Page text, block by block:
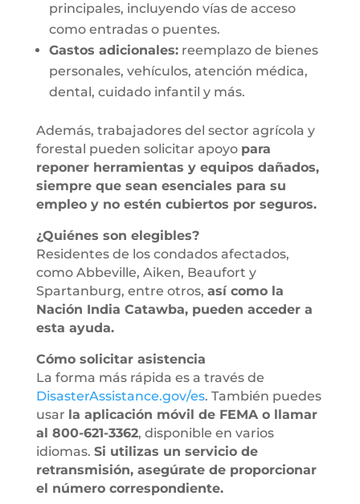
principales, incluyendo vías de acceso
como entradas o puentes.
Gastos adicionales:reemplazo de bienes
personales, vehículos, atención médica,
dental, cuidado infantil y más.
Además, trabajadores del sector agrícola y
forestal pueden solicitar apoyo para
reponer herramientas y equipos dañados,
siempre que sean esenciales para su
empleo y no estén cubiertos por seguros.
¿Quiénes son elegibles?
Residentes de los condados afectados,
como Abbeville, Aiken, Beaufort y
Spartanburg, entre otros, así como la
Nación India Catawba, pueden acceder a
esta ayuda.
Cómo solicitar asistencia
La forma más rápida es a través de
DisasterAssistance.gov/es. También puedes
usar la aplicación móvil de FEMA o llamar
al 800-621-3362, disponible en varios
idiomas. Si utilizas un servicio de
retransmisión, asegúrate de proporcionar
el número correspondiente.